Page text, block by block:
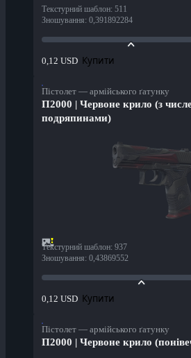
Текстурний шаблон: 511
Зношування: 0,391892284
0,12 USD Купити
Пістолет — армійського ґатунку
П2000 | Червоне крило (з
подряпинами)
Текстурний шаблон: 937
Зношування: 0,43869552
0,12 USD Купити
Пістолет — армійського ґатунку
П2000 | Червоне крило